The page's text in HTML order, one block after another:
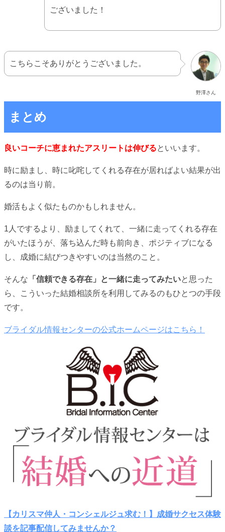
ございました！
野澤さん
こちらこそありがとうございました。
まとめ
良いコーチに恵まれたアスリートは伸びるといいます。
時に励まし、時に叱咤してくれる存在が居ればよい結果が出
るのは当り前。
婚活もよく似たものかもしれません。
1人でするより、励ましてくれて、一緒に走ってくれる存在
がいたほうが、落ち込んだ時も前向き、ポジティブになる
し、成婚に結びつきやすいのは当然のこと。
そんな 「信頼できる存在」と一緒に走ってみたいと思った
ら、こういった結婚相談所を利用してみるのもひとつの手段
です。
ブライダル情報センターの公式ホームページはこちら！
【カリスマ仲人・コンシェルジュ求む！】成婚サクセス体験
談を記事配信してみませんか？